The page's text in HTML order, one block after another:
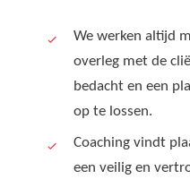
We werken altijd
overleg met de
bedacht en een
op te lossen.
Coaching vindt
een veilig en